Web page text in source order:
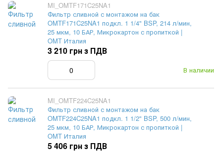
MI_OMTF171C25NA1
Фильтр сливной с монтажом на бак
OMTF171C25NA1 подкл. 1 1/4" BSP, 214 л/мин,
25 мкм, 10 БАР, Микрокартон с пропиткой |
OMT Италия
В наличии
3 210 грн з ПДВ
MI_OMTF224C25NA1
Фильтр сливной с монтажом на бак
OMTF224C25NA1 подкл. 1 1/2" BSP, 500 л/мин,
25 мкм, 10 БАР, Микрокартон с пропиткой |
OMT Италия
5 406 грн з ПДВ